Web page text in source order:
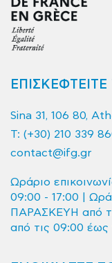
Sina 31, 106 80,
T: (+30) 210 339
contact@ifg.gr
Ωράριο
09:00 - 17:00 |
ΠΑΡΑΣΚΕΥΗ από
από τις 09:00 έως